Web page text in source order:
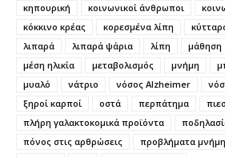
κηπουρική
κοινωνικοί άνθρωποι
κόκκινο κρέας
κορεσμένα λίπη
λιπαρά
λιπαρά ψάρια λίπη μάθηση
μέση ηλικία
μεταβολισμός μνήμη
μυαλό
νάτριο νόσος Alzheimer
ξηροί καρποί
οστά περπάτημα
πλήρη γαλακτοκομικά προϊόντα
πόνος στις αρθρώσεις
προβλήματα